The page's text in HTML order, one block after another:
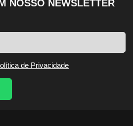
NOSSO NEWSLETTER
de Privacidade